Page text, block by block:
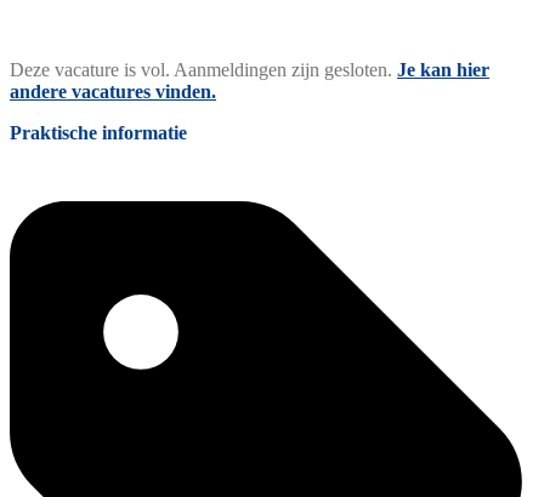
Deze vacature is vol. Aanmeldingen zijn gesloten. Je kan hier
andere vacatures vinden.
Praktische informatie